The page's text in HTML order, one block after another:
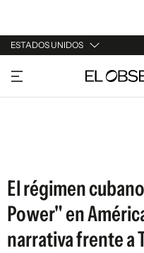
ESTADOS UNIDOS
URUGUAY
ARGENTINA
El régimen
Power" en
narrativa frente a